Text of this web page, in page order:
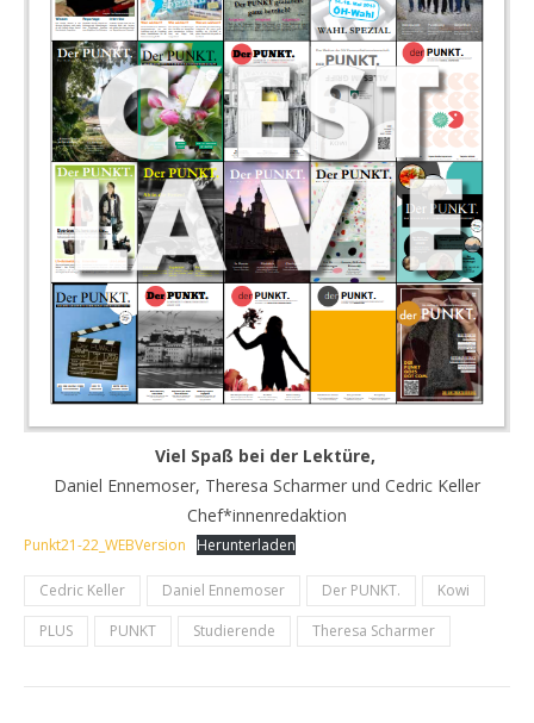
Viel Spaß bei der Lektüre,
Daniel Ennemoser, Theresa Scharmer und Cedric Keller
Chef*innenredaktion
Punkt21-22_WEBVersion Herunterladen
Cedric Keller Daniel Ennemoser Der PUNKT.
Kowi
PLUS
PUNKT Studierende Theresa Scharmer